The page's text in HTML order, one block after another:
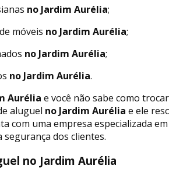
no Jardim Aurélia;
móveis no Jardim Aurélia;
no Jardim Aurélia;
no Jardim Aurélia.
Aurélia e você não sabe como
aluguel no Jardim Aurélia e ele
com uma empresa especializada
dos clientes.
no Jardim Aurélia